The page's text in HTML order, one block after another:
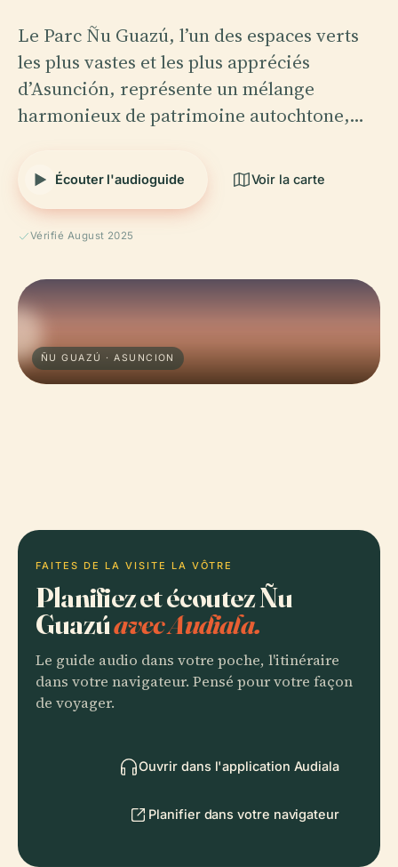
Le Parc Ñu Guazú, l’un des espaces verts
les plus vastes et les plus appréciés
d’Asunción, représente un mélange
harmonieux de patrimoine autochtone,…
Écouter l'audioguide Voir la carte
Vérifié August 2025
ÑU GUAZÚ · ASUNCION
FAITES DE LA VISITE LA VÔTRE
Planifiez et écoutez Ñu
Guazúavec Audiala.
Le guide audio dans votre poche, l'itinéraire
dans votre navigateur. Pensé pour votre façon
de voyager.
Ouvrir dans l'application Audiala
Planifier dans votre navigateur